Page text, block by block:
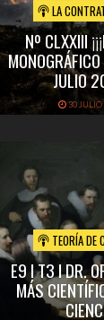
LA
Nº CLXXIII
JULIO
30 JULIO
TEORÍA DE
E9 I T3 I DR.
MÁS